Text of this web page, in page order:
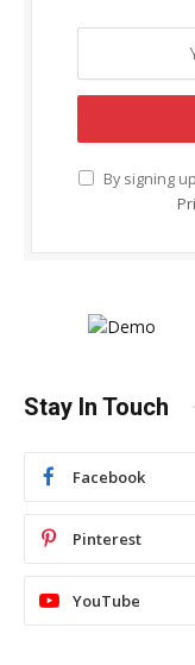
By signing
Stay In Touch
Facebook
Pinterest
YouTube